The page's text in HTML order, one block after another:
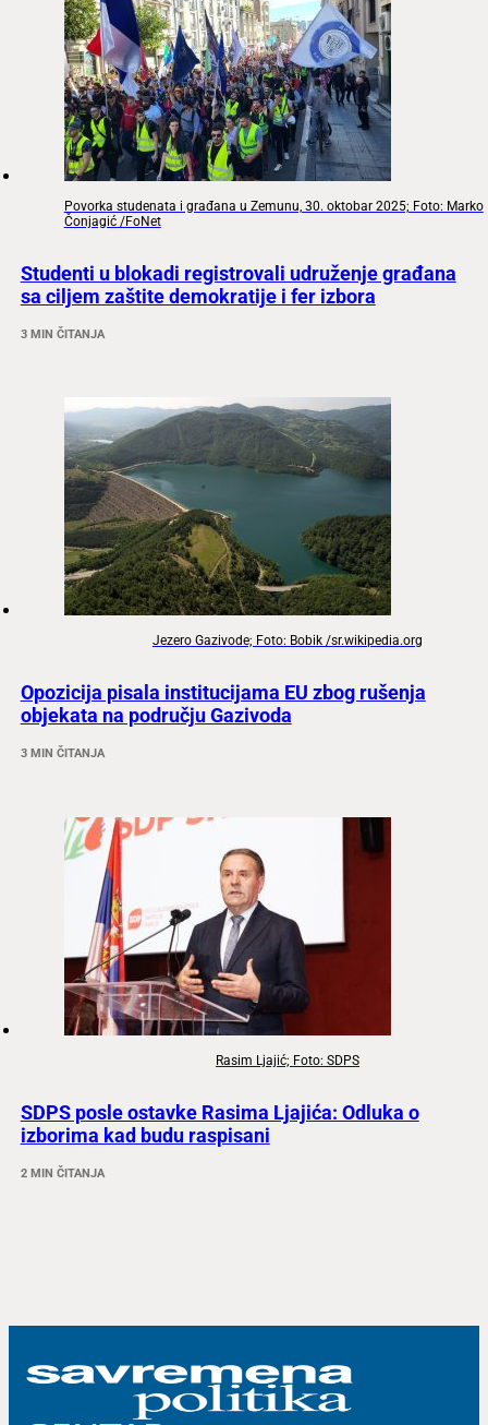
Povorka studenata i građana u Zemunu, 30. oktobar 2025; Foto: Marko
Čonjagić /FoNet
Studenti u blokadi registrovali udruženje građana
sa ciljem zaštite demokratije i fer izbora
3 MIN ČITANJA
Jezero Gazivode; Foto: Bobik /sr.wikipedia.org
Opozicija pisala institucijama EU zbog rušenja
objekata na području Gazivoda
3 MIN ČITANJA
Rasim Ljajić; Foto: SDPS
SDPS posle ostavke Rasima Ljajića: Odluka o
izborima kad budu raspisani
2 MIN ČITANJA